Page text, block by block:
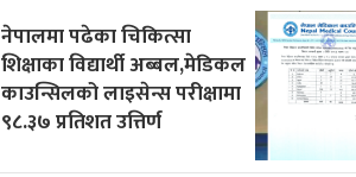
नेपालमा पढेका चिकित्सा
शिक्षाका विद्यार्थी अब्बल,मेडिकल
काउन्सिलको लाइसेन्स परीक्षामा
९८.३७ प्रतिशत उत्तिर्ण